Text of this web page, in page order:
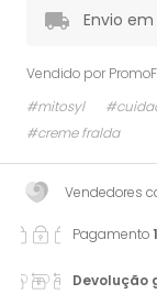
Envio
Vendido por
#mitosyl
#creme fralda
Vendedores
Pagamento
Devolução